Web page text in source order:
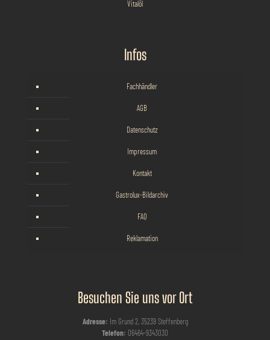
Vitalöl
Infos
Fachhändler
AGB
Datenschutz
Impressum
Kontakt
Gastrolux-Bildarchiv
FAQ
Reklamation
Besuchen Sie uns vor Ort
Adresse: Im Grund 2, 35239 Steffenberg
Telefon: 06464-9343030